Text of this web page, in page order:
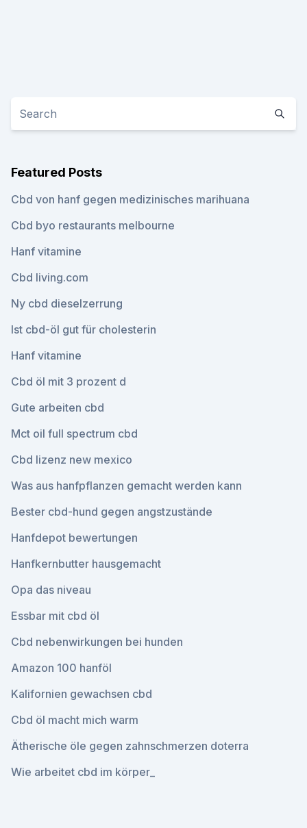
Featured Posts
Cbd von hanf gegen medizinisches marihuana
Cbd byo restaurants melbourne
Hanf vitamine
Cbd living.com
Ny cbd dieselzerrung
Ist cbd-öl gut für cholesterin
Hanf vitamine
Cbd öl mit 3 prozent d
Gute arbeiten cbd
Mct oil full spectrum cbd
Cbd lizenz new mexico
Was aus hanfpflanzen gemacht werden kann
Bester cbd-hund gegen angstzustände
Hanfdepot bewertungen
Hanfkernbutter hausgemacht
Opa das niveau
Essbar mit cbd öl
Cbd nebenwirkungen bei hunden
Amazon 100 hanföl
Kalifornien gewachsen cbd
Cbd öl macht mich warm
Ätherische öle gegen zahnschmerzen doterra
Wie arbeitet cbd im körper_